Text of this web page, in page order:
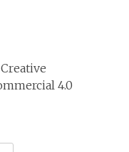
Creative
4.0